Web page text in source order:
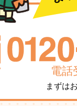
電話
まずは